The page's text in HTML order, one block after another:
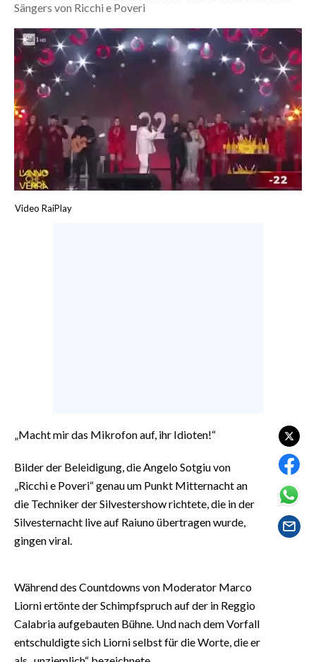
LAVORO
BANDI
SPORT IN SARDEGNA
SPORT
RISULTATI E CLASSIFICHE
CALCIO
CALCIO REGIONALE
BASKET
FOTO
ABBONATI
ANNUNCI
Sängers von Ricchi e Poveri
Video RaiPlay
„Macht mir das Mikrofon auf, ihr Idioten!“
Bilder der Beleidigung, die Angelo Sotgiu von
„Ricchi e Poveri“ genau um Punkt Mitternacht an
die Techniker der Silvestershow richtete, die in der
Silvesternacht live auf Raiuno übertragen wurde,
gingen viral.
Während des Countdowns von Moderator Marco
Liorni ertönte der Schimpfspruch auf der in Reggio
Calabria aufgebauten Bühne. Und nach dem Vorfall
entschuldigte sich Liorni selbst für die Worte, die er